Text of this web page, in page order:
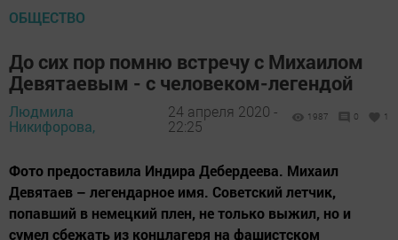
ОБЩЕСТВО
До сих пор помню встречу с Михаилом
Девятаевым - с человеком-легендой
Людмила
Никифорова,
24 апреля 2020 -
22:25
1987 0 1
Фото предоставила Индира Дебердеева. Михаил
Девятаев – легендарное имя. Советский летчик,
попавший в немецкий плен, не только выжил, но и
сумел сбежать из концлагеря на фашистском